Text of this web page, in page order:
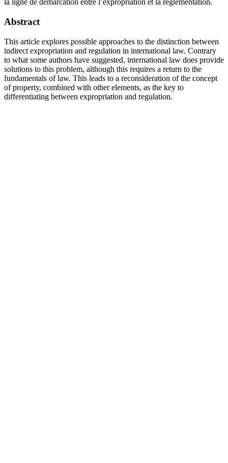
la ligne de démarcation entre l’expropriation et la réglementation.
Abstract
This article explores possible approaches to the distinction between
indirect expropriation and regulation in international law. Contrary
to what some authors have suggested, international law does provide
solutions to this problem, although this requires a return to the
fundamentals of law. This leads to a reconsideration of the concept
of property, combined with other elements, as the key to
differentiating between expropriation and regulation.